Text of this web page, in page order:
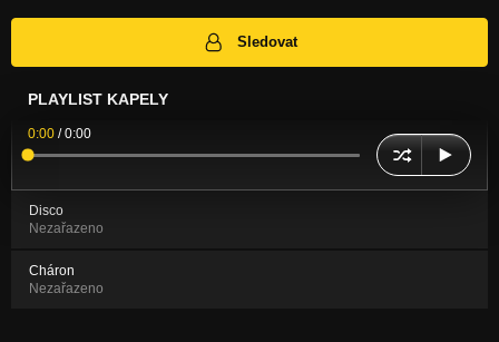
Sledovat
PLAYLIST KAPELY
0:00 /0:00
Disco
Nezařazeno
Cháron
Nezařazeno